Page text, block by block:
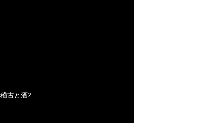
稽古と酒2